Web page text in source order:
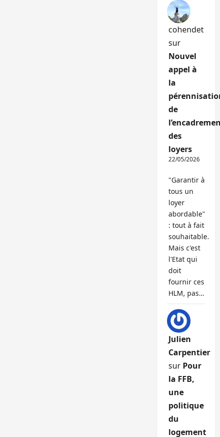
cohendet
sur
Nouvel
appel à
la
de
des
loyers
22/05/2026
"Garantir à
tous un
loyer
abordable"
: tout à fait
souhaitable.
Mais c'est
l'Etat qui
doit
fournir ces
HLM, pas…
Julien
Carpentier
sur Pour
la FFB,
une
politique
du
logement